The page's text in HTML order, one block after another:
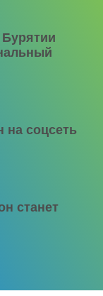
на соцсеть
станет